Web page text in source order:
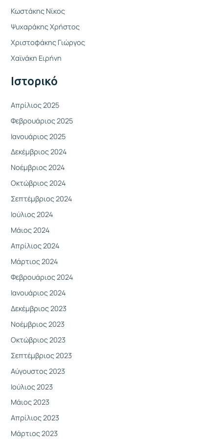
τ
η
σ
η
ι
Κωστάκης Νίκος
Ψυχαράκης Χρήστος
Χριστοφάκης Γιώργος
Χαϊνάκη Ειρήνη
Ιστορικό
Απρίλιος 2025
Φεβρουάριος 2025
Ιανουάριος 2025
Δεκέμβριος 2024
Νοέμβριος 2024
Οκτώβριος 2024
Σεπτέμβριος 2024
Ιούλιος 2024
Μάιος 2024
Απρίλιος 2024
Μάρτιος 2024
Φεβρουάριος 2024
Ιανουάριος 2024
Δεκέμβριος 2023
Νοέμβριος 2023
Οκτώβριος 2023
Σεπτέμβριος 2023
Αύγουστος 2023
Ιούλιος 2023
Μάιος 2023
Απρίλιος 2023
Μάρτιος 2023